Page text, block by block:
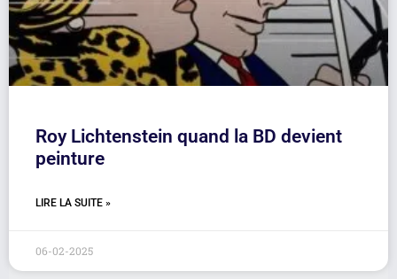
Roy Lichtenstein quand la BD devient
peinture
LIRE LA SUITE »
06-02-2025